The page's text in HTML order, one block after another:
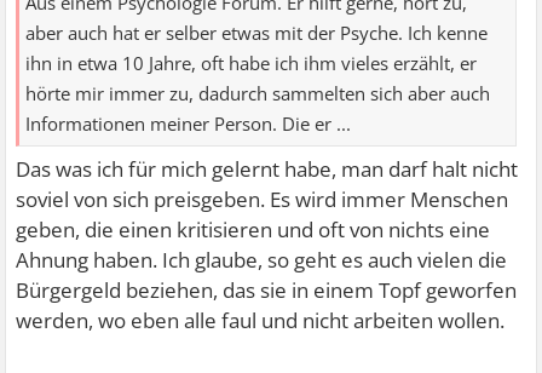
aber auch hat er selber etwas mit der Psyche. Ich kenne
ihn in etwa 10 Jahre, oft habe ich ihm vieles erzählt, er
hörte mir immer zu, dadurch sammelten sich aber auch
Informationen meiner Person. Die er ...
Das was ich für mich gelernt habe, man darf halt nicht
soviel von sich preisgeben. Es wird immer Menschen
geben, die einen kritisieren und oft von nichts eine
Ahnung haben. Ich glaube, so geht es auch vielen die
Bürgergeld beziehen, das sie in einem Topf geworfen
werden, wo eben alle faul und nicht arbeiten wollen.